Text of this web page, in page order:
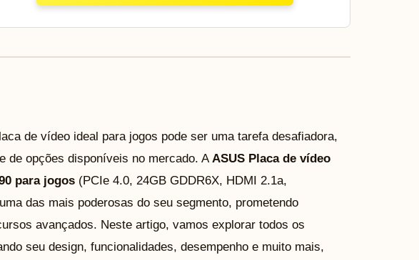
de vídeo ideal para jogos pode ser uma tarefa desafiadora,
de opções disponíveis no mercado. AASUS Placa de vídeo
para jogos (PCIe 4.0, 24GB GDDR6X, HDMI 2.1a,
das mais poderosas do seu segmento, prometendo
avançados. Neste artigo, vamos explorar todos os
seu design, funcionalidades, desempenho e muito mais,